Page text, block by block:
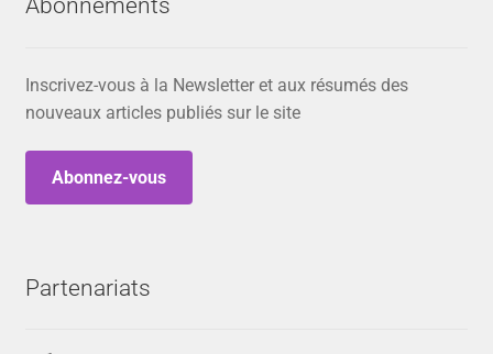
Abonnements
Inscrivez-vous à la Newsletter et aux résumés des
nouveaux articles publiés sur le site
Abonnez-vous
Partenariats